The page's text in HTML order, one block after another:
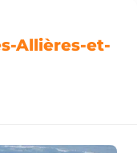
Allières-et-